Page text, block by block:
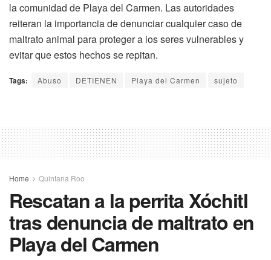
la comunidad de Playa del Carmen. Las autoridades
reiteran la importancia de denunciar cualquier caso de
maltrato animal para proteger a los seres vulnerables y
evitar que estos hechos se repitan.
Tags: Abuso DETIENEN Playa del Carmen sujeto
Home Quintana Roo
Rescatan a la perrita Xóchitl
tras denuncia de maltrato en
Playa del Carmen